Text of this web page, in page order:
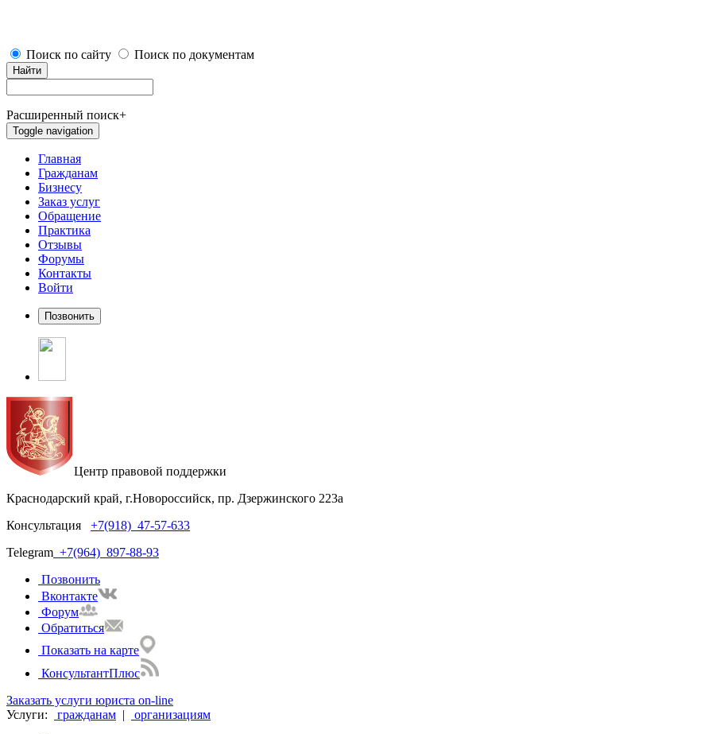
Поиск по сайту Поиск по документам
Найти
Расширенный поиск+
Toggle navigation
Главная
Гражданам
Бизнесу
Заказ услуг
Обращение
Практика
Отзывы
Форумы
Контакты
Войти
Центр правовой поддержки
Краснодарский край, г.Новороссийск, пр. Дзержинского 223а
Консультация +7(918) 47-57-633
Telegram +7(964) 897-88-93
Позвонить
Вконтакте
Форум
Обратиться
Показать на карте
КонсультантПлюс
Заказать услуги юриста on-line
Услуги:
гражданам |
организациям